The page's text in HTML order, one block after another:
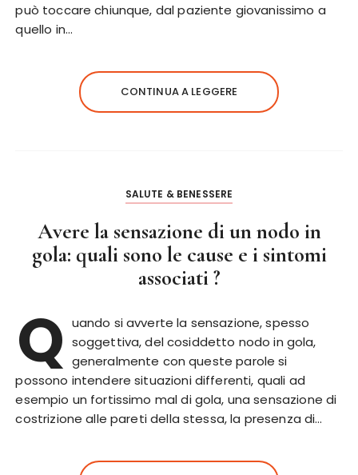
può toccare chiunque, dal paziente giovanissimo a
quello in…
CONTINUA A LEGGERE
SALUTE & BENESSERE
Avere la sensazione di un nodo in
gola: quali sono le cause e i sintomi
associati ?
Q uando si avverte la sensazione, spesso
soggettiva, del cosiddetto nodo in gola,
generalmente con queste parole si
possono intendere situazioni differenti, quali ad
esempio un fortissimo mal di gola, una sensazione di
costrizione alle pareti della stessa, la presenza di…